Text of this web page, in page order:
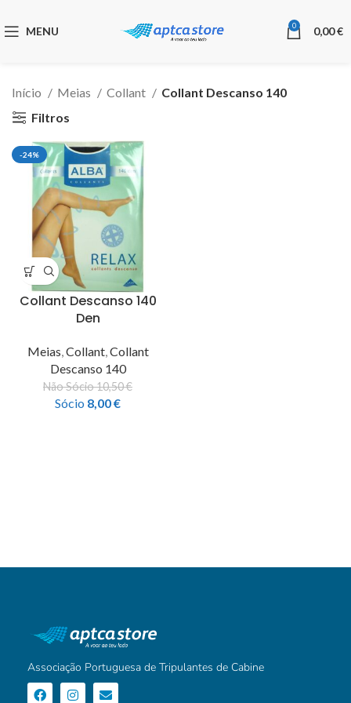
MENU 0 0,00€
Início Meias Collant
Collant Descanso 140
Filtros
-24%
Collant Descanso 140
Den
Meias,Collant,Collant
Descanso 140
Não Sócio10,50€
Sócio 8,00€
Associação Portuguesa de Tripulantes de Cabine